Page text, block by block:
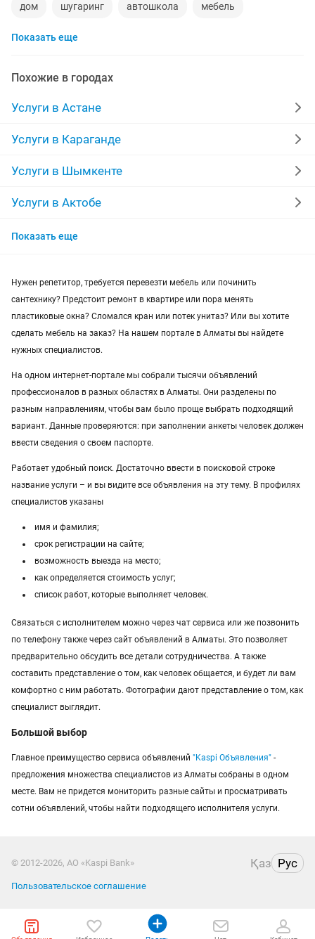
дом шугаринг автошкола мебель
ремонт телевизоров
мебель на заказ
уколы на дому вывоз мусора
москитные сетки
ремонт стиральных машин
грузоперевозки газель
сборка мебели ремонт
Показать еще
Похожие в городах
Услуги в Астане
Услуги в Караганде
Услуги в Шымкенте
Услуги в Актобе
Услуги в Актау
Услуги в Кызылорде
Услуги в Атырау
Показать еще
Нужен репетитор, требуется перевезти мебель или починить
сантехнику? Предстоит ремонт в квартире или пора менять
пластиковые окна? Сломался кран или потек унитаз? Или вы хотите
сделать мебель на заказ? На нашем портале в Алматы вы найдете
нужных специалистов.
На одном интернет-портале мы собрали тысячи объявлений
профессионалов в разных областях в Алматы. Они разделены по
разным направлениям, чтобы вам было проще выбрать подходящий
вариант. Данные проверяются: при заполнении анкеты человек должен
ввести сведения о своем паспорте.
Работает удобный поиск. Достаточно ввести в поисковой строке
название услуги – и вы видите все объявления на эту тему. В профилях
специалистов указаны
имя и фамилия;
срок регистрации на сайте;
возможность выезда на место;
как определяется стоимость услуг;
список работ, которые выполняет человек.
Связаться с исполнителем можно через чат сервиса или же позвонить
по телефону также через сайт объявлений в Алматы. Это позволяет
предварительно обсудить все детали сотрудничества. А также
составить представление о том, как человек общается, и будет ли вам
комфортно с ним работать. Фотографии дают представление о том, как
специалист выглядит.
Большой выбор
Главное преимущество сервиса объявлений "Kaspi Объявления" -
предложения множества специалистов из Алматы собраны в одном
месте. Вам не придется мониторить разные сайты и просматривать
сотни объявлений, чтобы найти подходящего исполнителя услуги.
© 2012-2026, АО «Kaspi Bank» Қаз Рус
Пользовательское соглашение